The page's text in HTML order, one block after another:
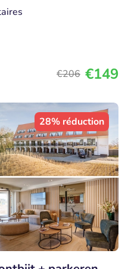
€206 €149
28% réduction